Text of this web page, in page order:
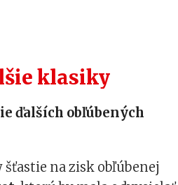
klasiky
ďalších obľúbených
na zisk obľúbenej